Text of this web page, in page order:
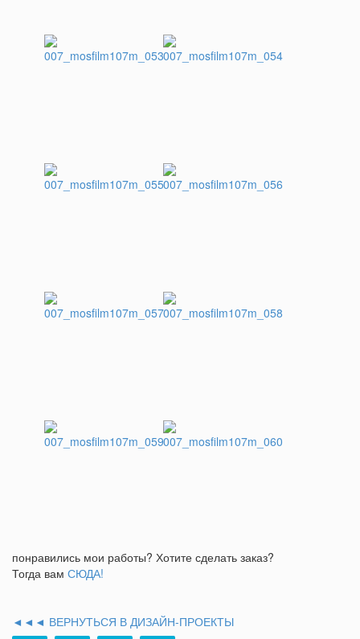
понравились мои работы? Хотите сделать заказ?
Тогда вам СЮДА!
◄◄◄ ВЕРНУТЬСЯ В ДИЗАЙН-ПРОЕКТЫ